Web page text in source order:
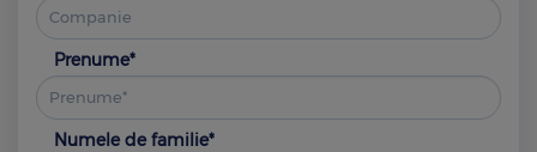
Prenume*
Numele de familie*